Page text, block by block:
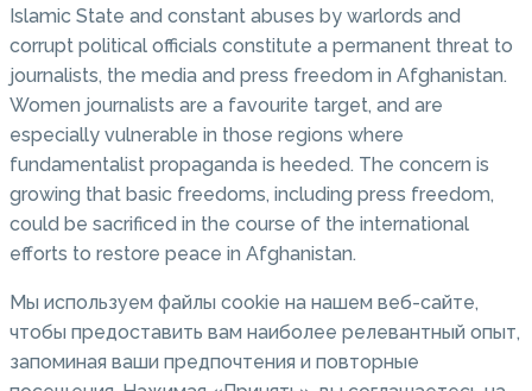
Islamic State and constant abuses by warlords and
corrupt political officials constitute a permanent threat to
journalists, the media and press freedom in Afghanistan.
Women journalists are a favourite target, and are
especially vulnerable in those regions where
fundamentalist propaganda is heeded. The concern is
growing that basic freedoms, including press freedom,
could be sacrificed in the course of the international
efforts to restore peace in Afghanistan.
Мы используем файлы cookie на нашем веб-сайте,
чтобы предоставить вам наиболее релевантный опыт,
запоминая ваши предпочтения и повторные